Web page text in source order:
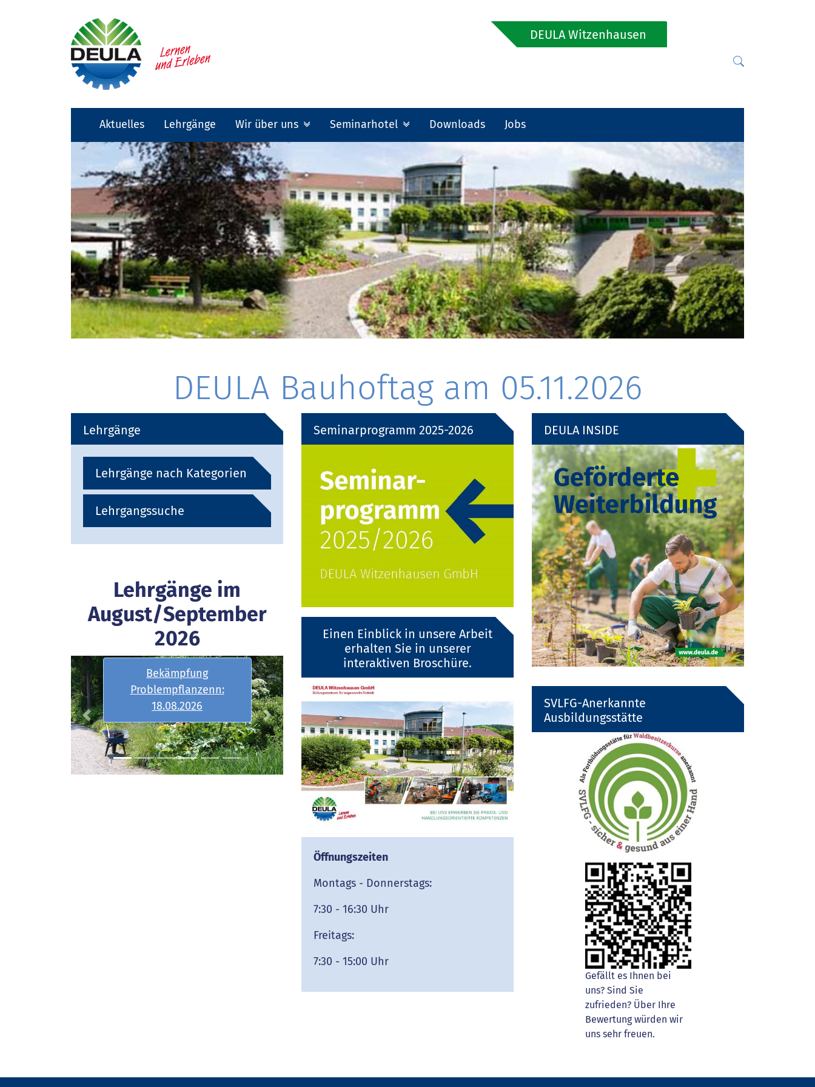
DEULA Witzenhausen
Aktuelles Lehrgänge Wir über uns Seminarhotel Downloads Jobs
DEULA Bauhoftag am 05.11.2026
Lehrgänge
Lehrgänge nach Kategorien
Lehrgangssuche
Lehrgänge im
August/September
2026
Bekämpfung
Problempflanzenn:
18.08.2026
Spiel I-Grundkurs:
31.08.-01.09.2026
Previous Next
Seminarprogramm 2025-2026
Einen Einblick in unsere Arbeit
erhalten Sie in unserer
interaktiven Broschüre.
Öffnungszeiten
Montags - Donnerstags:
7:30 - 16:30 Uhr
Freitags:
7:30 - 15:00 Uhr
DEULA INSIDE
SVLFG-Anerkannte
Ausbildungsstätte
Gefällt es Ihnen bei
uns? Sind Sie
zufrieden? Über Ihre
Bewertung würden wir
uns sehr freuen.